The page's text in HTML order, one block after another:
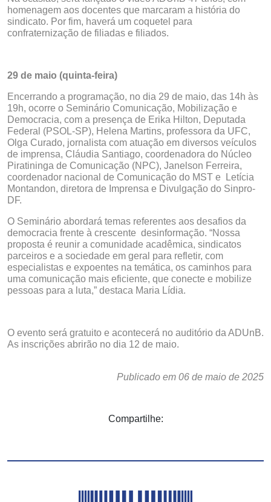
homenagem aos docentes que marcaram a história do
sindicato. Por fim, haverá um coquetel para
confraternização de filiadas e filiados.
29 de maio (quinta-feira)
Encerrando a programação, no dia 29 de maio, das 14h às
19h, ocorre o Seminário Comunicação, Mobilização e
Democracia, com a presença de Erika Hilton, Deputada
Federal (PSOL-SP), Helena Martins, professora da UFC,
Olga Curado, jornalista com atuação em diversos veículos
de imprensa, Cláudia Santiago, coordenadora do Núcleo
Piratininga de Comunicação (NPC), Janelson Ferreira,
coordenador nacional de Comunicação do MST e Letícia
Montandon, diretora de Imprensa e Divulgação do Sinpro-
DF.
O Seminário abordará temas referentes aos desafios da
democracia frente à crescente desinformação. “Nossa
proposta é reunir a comunidade acadêmica, sindicatos
parceiros e a sociedade em geral para refletir, com
especialistas e expoentes na temática, os caminhos para
uma comunicação mais eficiente, que conecte e mobilize
pessoas para a luta,” destaca Maria Lídia.
O evento será gratuito e acontecerá no auditório da ADUnB.
As inscrições abrirão no dia 12 de maio.
Publicado em 06 de maio de 2025
Compartilhe: